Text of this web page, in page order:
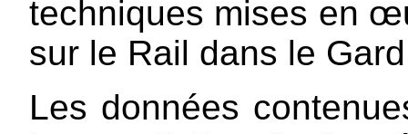
techniques mises en
sur le Rail dans le
Les données